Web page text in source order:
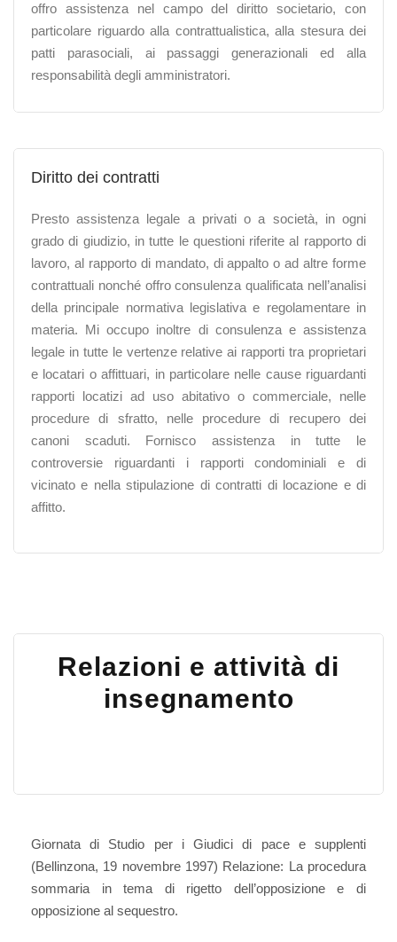
offro assistenza nel campo del diritto societario, con
particolare riguardo alla contrattualistica, alla stesura dei
patti parasociali, ai passaggi generazionali ed alla
responsabilità degli amministratori.
Diritto dei contratti
Presto assistenza legale a privati o a società, in ogni
grado di giudizio, in tutte le questioni riferite al rapporto di
lavoro, al rapporto di mandato, di appalto o ad altre forme
contrattuali nonché offro consulenza qualificata nell’analisi
della principale normativa legislativa e regolamentare in
materia. Mi occupo inoltre di consulenza e assistenza
legale in tutte le vertenze relative ai rapporti tra proprietari
e locatari o affittuari, in particolare nelle cause riguardanti
rapporti locatizi ad uso abitativo o commerciale, nelle
procedure di sfratto, nelle procedure di recupero dei
canoni scaduti. Fornisco assistenza in tutte le
controversie riguardanti i rapporti condominiali e di
vicinato e nella stipulazione di contratti di locazione e di
affitto.
Relazioni e attività di
insegnamento
Giornata di Studio per i Giudici di pace e supplenti
(Bellinzona, 19 novembre 1997) Relazione: La procedura
sommaria in tema di rigetto dell’opposizione e di
opposizione al sequestro.